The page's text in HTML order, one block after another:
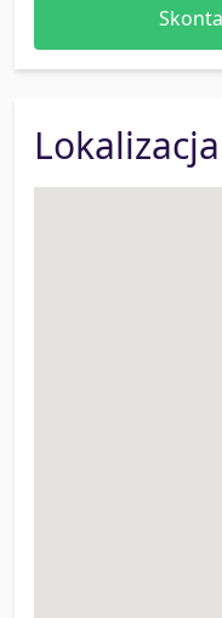
Lokalizacja